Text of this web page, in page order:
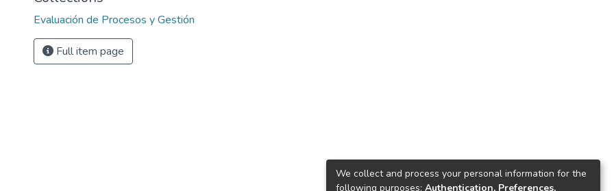
Evaluación de Procesos y Gestión
Full item page
We collect and process your personal information for the
following purposes: Authentication, Preferences,